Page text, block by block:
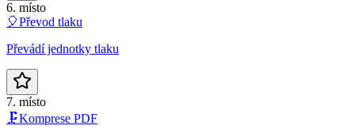
6. místo
🎈Převod tlaku
Převádí jednotky tlaku
7. místo
🗜️Komprese PDF